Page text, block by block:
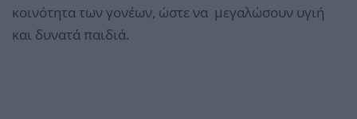
κοινότητα των γονέων, ώστε να μεγαλώσουν υγιή
και δυνατά παιδιά.